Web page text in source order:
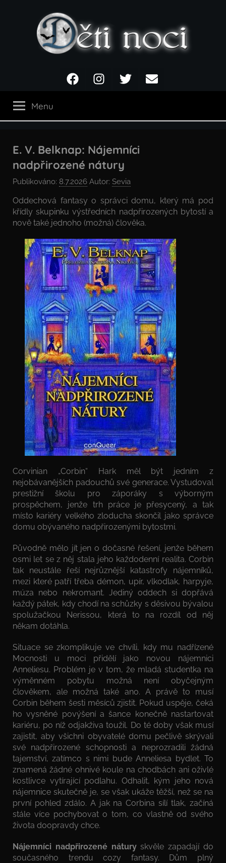
noci
FacebookInstagramTwitter Email
Menu
E. V. Belknap: Nájemníci
nadpřirozené nátury
Publikováno: 8.7.2026 Autor: Sevia
Oddechová fantasy o správci domu, který má pod
křídly skupinku výstředních nadpřirozených bytostí a
nově také jednoho (možná) člověka.
Corvinian „Corbin“ Hark měl být jedním z
nejobávanějších padouchů své generace. Vystudoval
prestižní školu pro záporáky s výborným
prospěchem, jenže trh práce je přesycený, a tak
místo kariéry velkého zloducha skončil jako správce
domu obývaného nadpřirozenými bytostmi.
Původně mělo jít jen o dočasné řešení, jenže během
osmi let se z něj stala jeho každodenní realita. Corbin
tak neustále řeší nejrůznější katastrofy nájemníků,
mezi které patří třeba démon, upír, vlkodlak, harpyje,
múza nebo nekromant. Jediný oddech si dopřává
každý pátek, kdy chodí na schůzky s děsivou bývalou
spolužačkou Nerissou, která to na rozdíl od něj
někam dotáhla.
Situace se zkomplikuje ve chvíli, kdy mu nadřízené
Mocnosti u moci přidělí jako novou nájemnici
Anneliesu. Problém je v tom, že mladá studentka na
výměnném pobytu možná není obyčejným
člověkem, ale možná také ano. A právě to musí
Corbin během šesti měsíců zjistit. Pokud uspěje, čeká
ho vysněné povýšení a šance konečně nastartovat
kariéru, po níž odjakživa toužil. Do té doby však musí
zajistit, aby všichni obyvatelé domu pečlivě skrývali
své nadpřirozené schopnosti a neprozradili žádná
tajemství, zatímco s nimi bude Anneliesa bydlet. To
znamená žádné ohnivé koule na chodbách ani oživlé
kostlivce vytírající podlahu. Odhalit, kým jeho nová
nájemnice skutečně je, se však ukáže těžší, než se na
první pohled zdálo. A jak na Corbina sílí tlak, začíná
stále více pochybovat o tom, co vlastně od svého
života doopravdy chce.
Nájemníci nadpřirozené náturyskvěle zapadají do
současného trendu cozy fantasy. Dům plný